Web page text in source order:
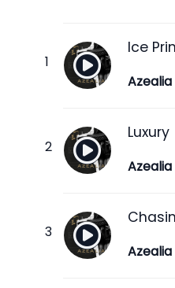
Ice
Luxury